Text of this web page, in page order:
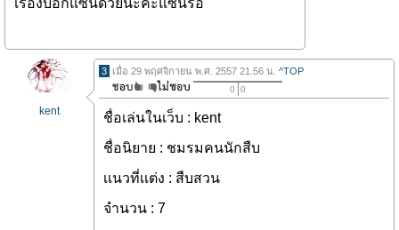
เรื่องบอกแซนด้วยนะคะแซนรอ
kent
3 เมื่อ 29 พฤศจิกายน พ.ศ. 2557 21.56 น. ^TOP
0 0
ชื่อเล่นในเว็บ : kent
ชื่อนิยาย : ชมรมคนนักสืบ
เเนวที่เเต่ง : สืบสวน
จำนวน : 7